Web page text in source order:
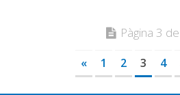
Pàgina 3
« 1 2 3 4